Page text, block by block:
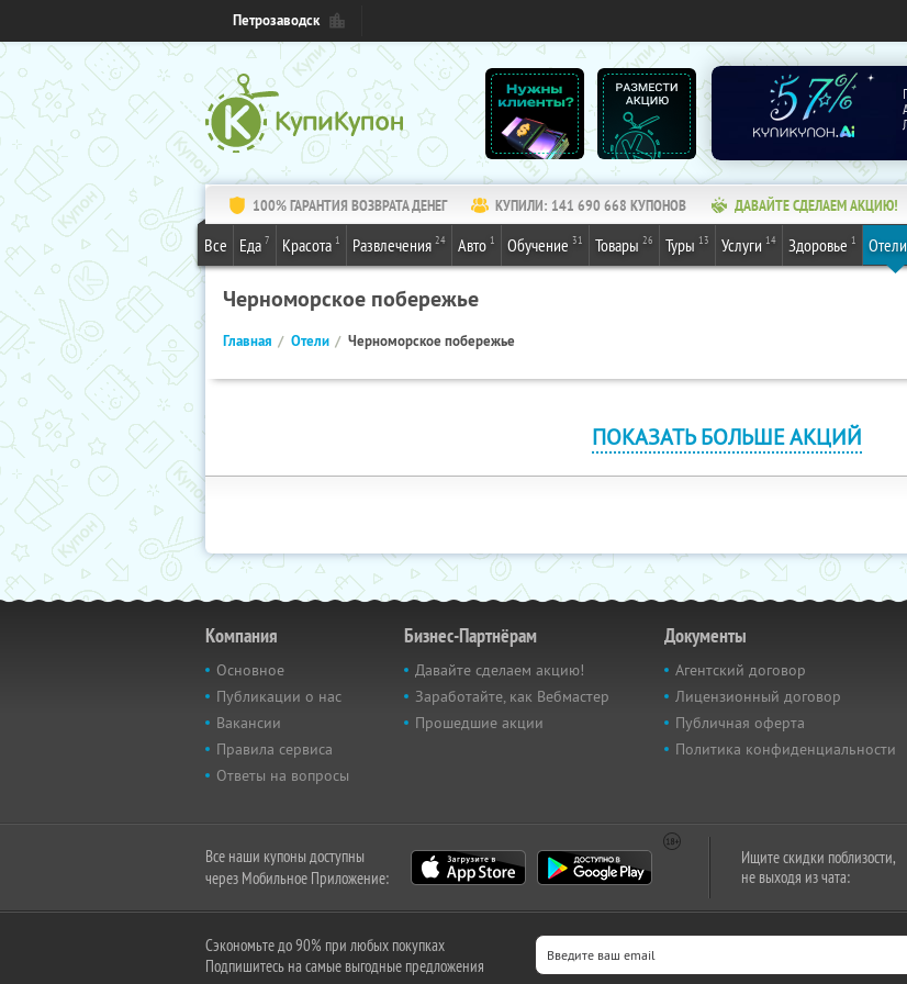
Петрозаводск
100% ГАРАНТИЯ ВОЗВРАТА ДЕНЕГ КУПИЛИ: 141 690 668 КУПОНОВ ДАВАЙТЕ СДЕЛАЕМ АКЦИЮ!
Все Еда 7 Красота 1 Развлечения 24 Авто 1 Обучение 31 Товары 26 Туры 13 Услуги 14 Здоровье 1 Отели
Черноморское побережье
Главная Отели Черноморское побережье
ПОКАЗАТЬ БОЛЬШЕ АКЦИЙ
Компания
Основное
Публикации о нас
Вакансии
Правила сервиса
Ответы на вопросы
Бизнес-Партнёрам
Давайте сделаем акцию!
Заработайте, как Вебмастер
Прошедшие акции
Документы
Агентский договор
Лицензионный договор
Публичная оферта
Политика конфиденциальности
Все наши купоны доступны
через Мобильное Приложение:
Ищите скидки поблизости,
не выходя из чата:
Сэкономьте до 90% при любых покупках
Подпишитесь на самые выгодные предложения